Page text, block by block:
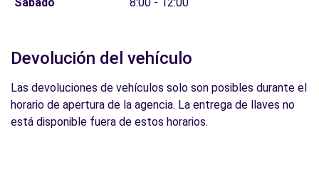
Devolución del vehículo
Las devoluciones de vehículos solo son posibles durante el
horario de apertura de la agencia. La entrega de llaves no
está disponible fuera de estos horarios.